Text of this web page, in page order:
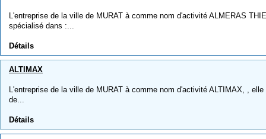
L'entreprise de la ville de MURAT à comme nom d'activité ALMERAS
spécialisé dans :...
Détails
ALTIMAX
L'entreprise de la ville de MURAT à comme nom d'activité ALTIMAX, ,
de...
Détails